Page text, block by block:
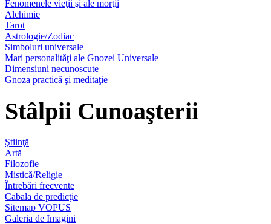
Fenomenele vieţii şi ale morţii
Alchimie
Tarot
Astrologie/Zodiac
Simboluri universale
Mari personalităţi ale Gnozei Universale
Dimensiuni necunoscute
Gnoza practică şi meditaţie
Stâlpii Cunoaşterii
Ştiinţă
Artă
Filozofie
Mistică/Religie
Întrebări frecvente
Cabala de predicţie
Sitemap VOPUS
Galeria de Imagini